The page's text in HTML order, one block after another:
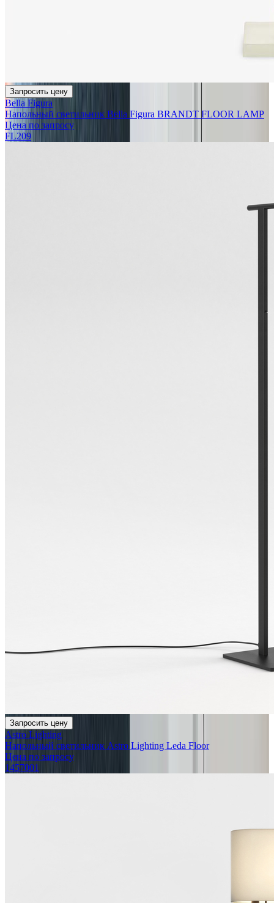
Запросить цену
Bella Figura
Напольный светильник Bella Figura BRANDT FLOOR LAMP
Цена по запросу
FL209
Запросить цену
Astro Lighting
Напольный светильник Astro Lighting Leda Floor
Цена по запросу
1457001